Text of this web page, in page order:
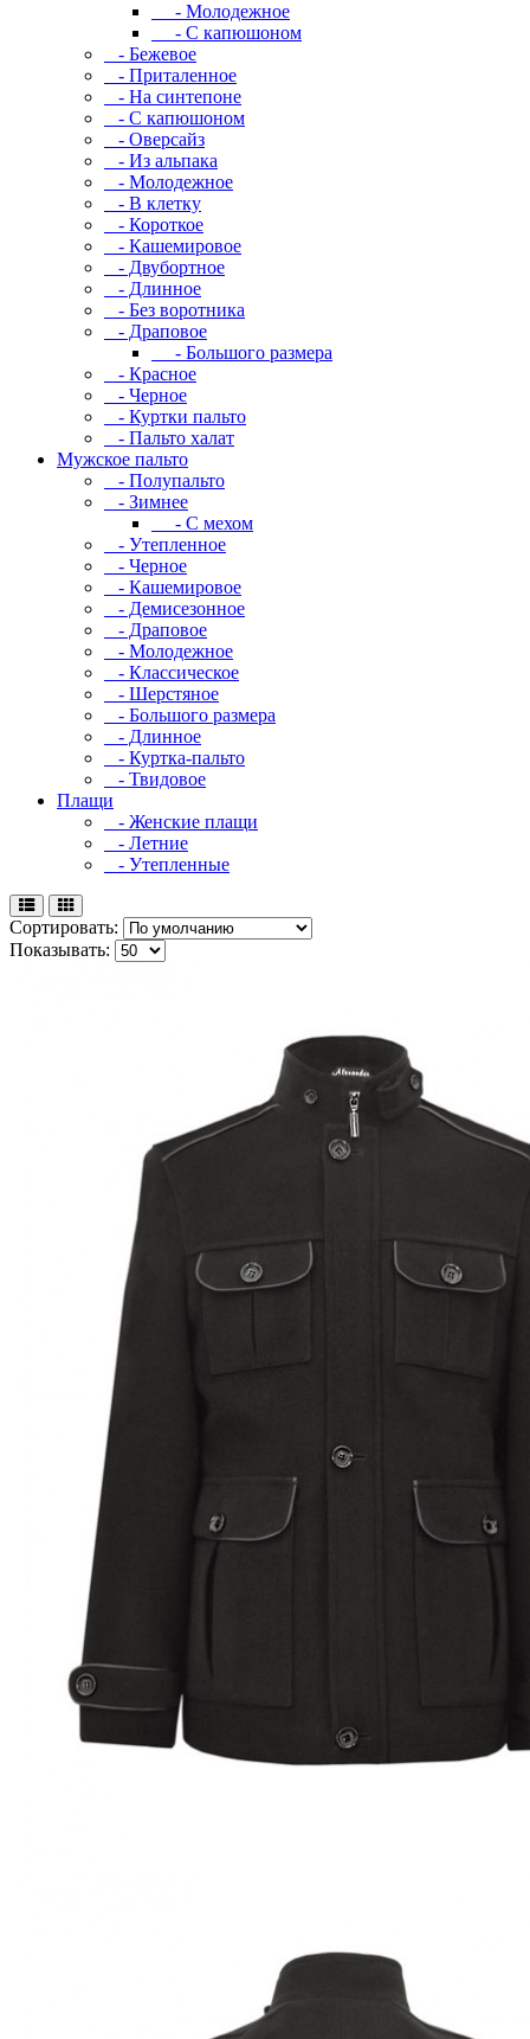
- Молодежное
- С капюшоном
- Бежевое
- Приталенное
- На синтепоне
- С капюшоном
- Оверсайз
- Из альпака
- Молодежное
- В клетку
- Короткое
- Кашемировое
- Двубортное
- Длинное
- Без воротника
- Драповое
- Большого размера
- Красное
- Черное
- Куртки пальто
- Пальто халат
Мужское пальто
- Полупальто
- Зимнее
- С мехом
- Утепленное
- Черное
- Кашемировое
- Демисезонное
- Драповое
- Молодежное
- Классическое
- Шерстяное
- Большого размера
- Длинное
- Куртка-пальто
- Твидовое
Плащи
- Женские плащи
- Летние
- Утепленные
Сортировать:
Показывать: